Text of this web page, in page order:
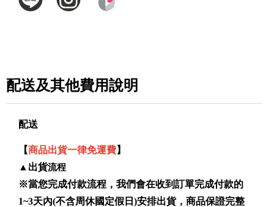
配送及其他費用說明
配送
【商品出貨一律免運費】
▲ 出貨流程
※當您完成付款流程，我們會在收到訂單完成付款的
1~3天內(不含周休國定假日)安排出貨，商品保證完整